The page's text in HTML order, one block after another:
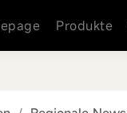
Produkte